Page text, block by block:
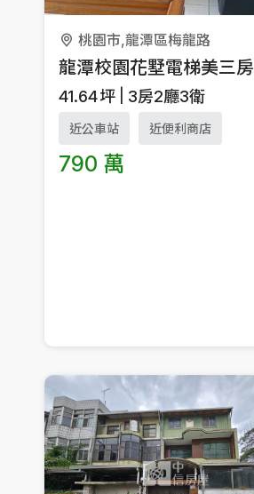
桃園市,龍潭區梅龍路
龍潭校園花墅電梯美三房
41.64坪 3房2廳3衛
近公車站 近便利商店
790 萬